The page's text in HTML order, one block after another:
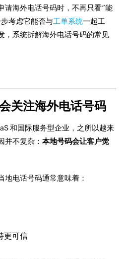
请海外电话号码时，不再只看“能
考虑它能否与工单系统一起工
，系统拆解海外电话号码的常见
关注海外电话号码
和国际服务型企业，之所以越来
并不复杂：本地号码会让客户觉
地电话号码通常意味着：
更可信